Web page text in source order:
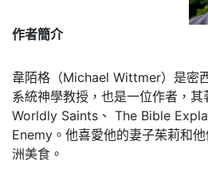
作者簡介
韋陌格（Michael Wittmer）是密
系統神學教授，也是一位作者，
Worldly Saints、 The Bible
Enemy。他喜愛他的妻子茱莉和
洲美食。